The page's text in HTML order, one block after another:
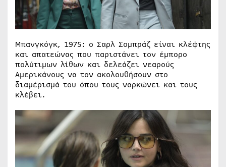
Μπανγκόγκ, 1975: ο Σαρλ Σομπράζ είναι κλέφτης
και απατεώνας που παριστάνει τον έμπορο
πολύτιμων λίθων και δελεάζει νεαρούς
Αμερικάνους να τον ακολουθήσουν στο
διαμέρισμά του όπου τους ναρκώνει και τους
κλέβει.